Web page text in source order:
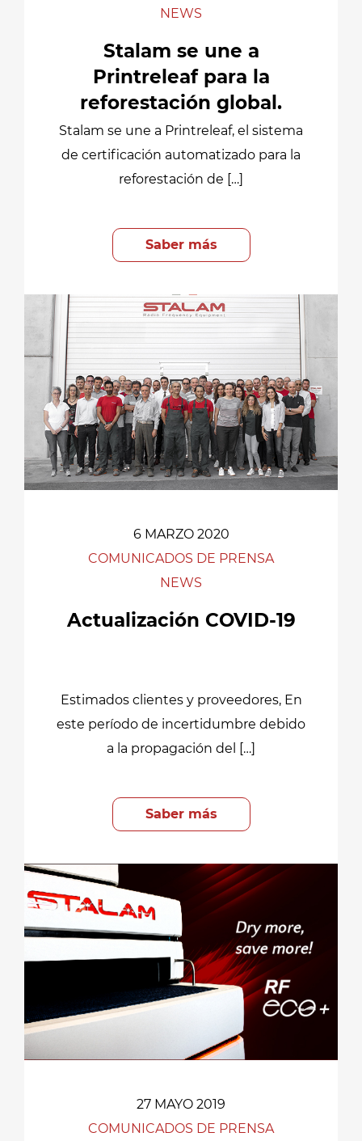
NEWS
Stalam se une a
Printreleaf para la
reforestación global.
Stalam se une a Printreleaf, el sistema
de certificación automatizado para la
reforestación de […]
Saber más
6 MARZO 2020
COMUNICADOS DE PRENSA
NEWS
Actualización COVID-19
Estimados clientes y proveedores, En
este período de incertidumbre debido
a la propagación del […]
Saber más
27 MAYO 2019
COMUNICADOS DE PRENSA